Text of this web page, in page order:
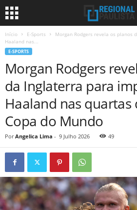
Início E-Sports
Morgan Rodgers revela os
Haaland nas...
E-SPORTS
Morgan Rodgers
da Inglaterra para
Haaland nas quartas
Copa do Mundo
Por Angelica Lima - 9 Julho 2026 49